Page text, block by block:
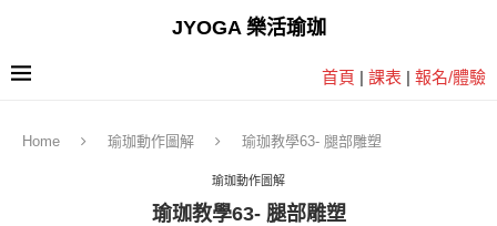
JYOGA 樂活瑜珈
首頁 | 課表 | 報名/體驗
Home 瑜珈動作圖解 瑜珈教學63- 腿部雕塑
瑜珈動作圖解
瑜珈教學63- 腿部雕塑